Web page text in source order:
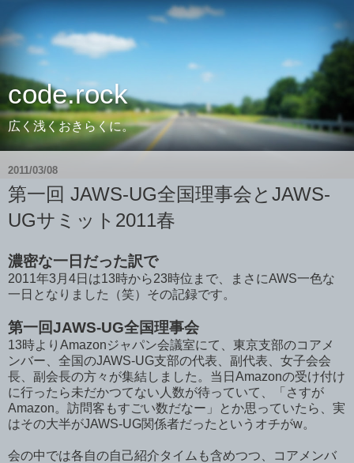
code.rock
広く浅くおきらくに。
2011/03/08
第一回 JAWS-UG全国理事会とJAWS-
UGサミット2011春
濃密な一日だった訳で
2011年3月4日は13時から23時位まで、まさにAWS一色な
一日となりました（笑）その記録です。
第一回JAWS-UG全国理事会
13時よりAmazonジャパン会議室にて、東京支部のコアメ
ンバー、全国のJAWS-UG支部の代表、副代表、女子会会
長、副会長の方々が集結しました。当日Amazonの受け付け
に行ったら未だかつてない人数が待っていて、「さすが
Amazon。訪問客もすごい数だなー」とか思っていたら、実
はその大半がJAWS-UG関係者だったというオチがw。
会の中では各自の自己紹介タイムも含めつつ、コアメンバ